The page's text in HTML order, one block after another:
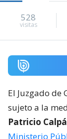
528
visitas
El Juzgado de
sujeto a la
Patricio
Ministerio